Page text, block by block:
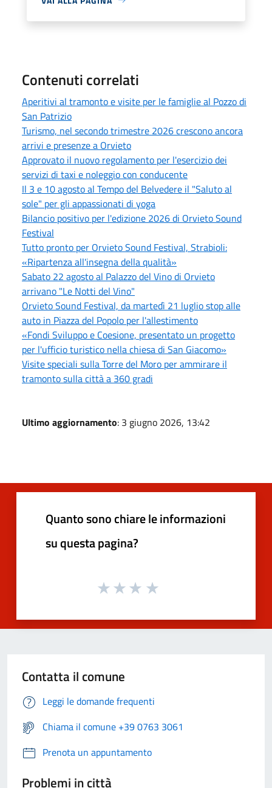
Contenuti correlati
Aperitivi al tramonto e visite per le famiglie al Pozzo di
San Patrizio
Turismo, nel secondo trimestre 2026 crescono ancora
arrivi e presenze a Orvieto
Approvato il nuovo regolamento per l'esercizio dei
servizi di taxi e noleggio con conducente
Il 3 e 10 agosto al Tempo del Belvedere il "Saluto al
sole" per gli appassionati di yoga
Bilancio positivo per l'edizione 2026 di Orvieto Sound
Festival
Tutto pronto per Orvieto Sound Festival, Strabioli:
«Ripartenza all'insegna della qualità»
Sabato 22 agosto al Palazzo del Vino di Orvieto
arrivano "Le Notti del Vino"
Orvieto Sound Festival, da martedì 21 luglio stop alle
auto in Piazza del Popolo per l'allestimento
«Fondi Sviluppo e Coesione, presentato un progetto
per l'ufficio turistico nella chiesa di San Giacomo»
Visite speciali sulla Torre del Moro per ammirare il
tramonto sulla città a 360 gradi
Ultimo aggiornamento: 3 giugno 2026, 13:42
Quanto sono chiare le informazioni
su questa pagina?
Contatta il comune
Leggi le domande frequenti
Chiama il comune +39 0763 3061
Prenota un appuntamento
Problemi in città